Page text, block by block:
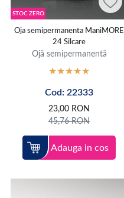
STOC ZERO
Oja semipermanenta ManiMORE
24 Silcare
Ojă semipermanentă
Cod: 22333
23,00 RON
45,76RON
Adauga in cos